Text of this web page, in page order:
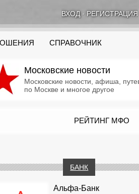
ВХОД· РЕГИСТРАЦИЯ
СПРАВОЧНИК
Московские новости
Московские новости, афиша,
по Москве и многое другое
РЕЙТИНГ МФО
БАНК
Альфа-Банк